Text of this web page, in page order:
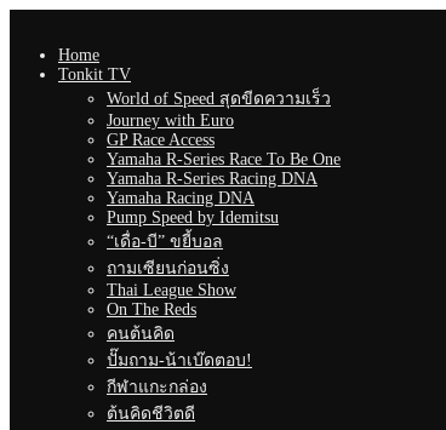
Home
Tonkit TV
World of Speed สุดขีดความเร็ว
Journey with Euro
GP Race Access
Yamaha R-Series Race To Be One
Yamaha R-Series Racing DNA
Yamaha Racing DNA
Pump Speed by Idemitsu
“เดื่อ-บี” ขยี้บอล
ถามเซียนก่อนซิ่ง
Thai League Show
On The Reds
คนต้นคิด
ปั๊มถาม-น้าเบ๊ดตอบ!
กีฬาแกะกล่อง
ต้นคิดชีวิตดี